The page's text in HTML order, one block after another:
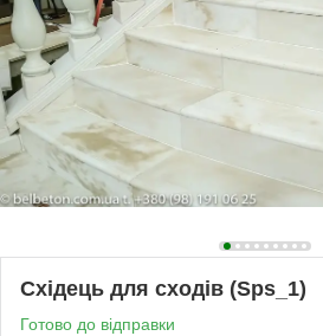
Східець для сходів (Sps_1)
Готово до відправки